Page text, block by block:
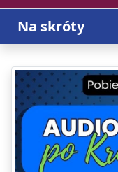
Na skróty